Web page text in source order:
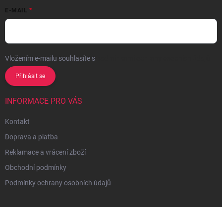
E-MAIL
Vložením e-mailu souhlasíte s
Přihlásit se
INFORMACE PRO VÁS
Kontakt
Doprava a platba
Reklamace a vrácení zboží
Obchodní podmínky
Podmínky ochrany osobních údajů